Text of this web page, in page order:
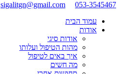
sigalitgn@gmail.com
053-3545467
עמוד הבית
אודות
אודות סיגי
מהות הטיפול ועלותו
איך באים לטיפול
מה חשים